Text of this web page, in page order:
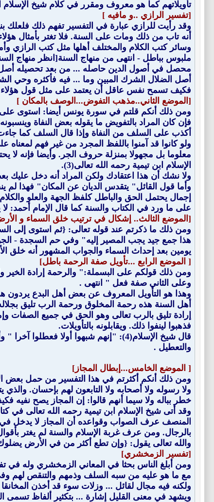
تأويلاتهم كما هو معروف ومقرر في كلام شيخ
[تفسير الرازي ..و مافيه ]
وقد رأيت للرازي عبارة في التفسير تفهم ذلك فلعلك
أنه تاب من ذلك ومات على السنة. فلا تغتر بأمثال
وسائر كتب الكلام والمختلف أهلها مثل كتب الرازي
ملبوس بباطل - انتهى من منهاج السنة[انظر منهاج السنة(5/434) ]وقد قال بعض العلماء (2) في
محصل في أصول الدين حاصله ... من بعد تحصيله أصل
أصل الضلال الشرك المبين وما ... فيه فأكثره وحي
فكيف تسمح نفس عاقل أن يعتمد على مثل قول
[الموضع الثاني..مذهب التفوض...الوصف بالمكان ]
ومن ذلك أنكم قلتم في سورة يونس أيضا: استوى على
فإن كان المراد بالتفويض ما يقوله بعض النفاة
أكذب على السلف من النفاة وإذا قال السلف كما جاءت
ولو كانوا قد آمنوا باللفظ المجرد من غير فهم لمعناه
معلوما بل مجهولا بمنزلة حروف الجر. وأيضا فإنه لا
الإسلام ابن تيمية رحمه الله تعالى(3).
ولا نشك أن هذا اعتقادك ولكن المراد أنه دخل عليك
وأما قول القائل" يتقدس الديان عن المكان" فهذا لم
إجمال يحتمل الحق والباطل كلفظ الجهة والعلو
على ما ورد في الكتاب والسنة كما قال الإمام أحمد:
[الموضع الثالث.. إشكال في ترتيب خلق السماء و
هذا جمع جيد يجب المصير إليه" وفي حم السجدة -
يومين بعد إحداث السماء والجواب المشهور أنه خلق
[ الموضع الرابع ...تأويل صفة الرحمة باطل]
ومن ذلك قولكم على البسملة:" والرحمة إرادة الخير
وعلى الثاني صفة فعل " انتهى .
وهذا هو التأويل المعروف عن بعض أهل البدع يردون
أهل السنة هذه رحمة المخلوق ورحمة الرب تليق
إرادة تليق بالرب تعالى وهو الحق في جميع الصفات
فذهبوا لينفوا ذلك. ويقابلونه بالتأويلات.
قال شيخ الإسلام(4): "إنهم شبهوا أولا
والتعطيل .
[ الموضع الخامس...إبطال المجاز]
ومن ذلك أنكم أكثرتم في هذا التفسير من حمل بعض
ولا رسوله ولا أصحابه ولا التابعون لهم بإحسان.
خطر بباله ولا سيما أنهم قالوا: إن المجاز يصح نفيه
وقد أتى شيخ الإسلام ابن تيمية رحمه الله تعالى في
المنصف عرف الصواب وقواعده أن المجاز لا يدخل في
بالرجال. ومن عرف غربة الإسلام والسنة لم يغتر
والله تعالى يقول: {وإن تطع أكثر من في الأرض يضلوك
[تفسير الزمخشري]
ومن أبلغ الناس بحثا في المعاني الزمخشري وله في
مع ما هو عليه من سبه السلف وذمهم والتنقص لهم
ولكنه فيه مجال لقائل ... وزلات سوء قد أخذن المخانقا
ويشهد في معنى القليل إشارة ... بتكثير ألفاظ تسمى